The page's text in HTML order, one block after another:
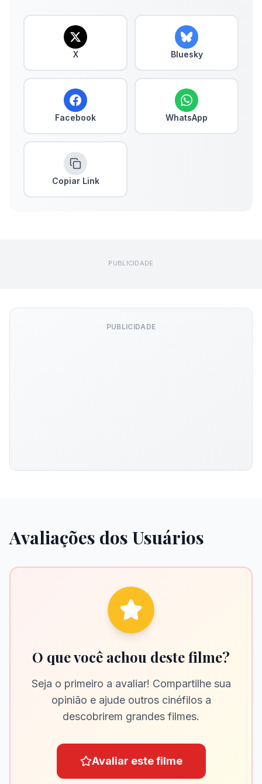
X Bluesky
Facebook WhatsApp
Copiar Link
PUBLICIDADE
PUBLICIDADE
Avaliações dos Usuários
O que você achou deste filme?
Seja o primeiro a avaliar! Compartilhe sua
opinião e ajude outros cinéfilos a
descobrirem grandes filmes.
Avaliar este filme